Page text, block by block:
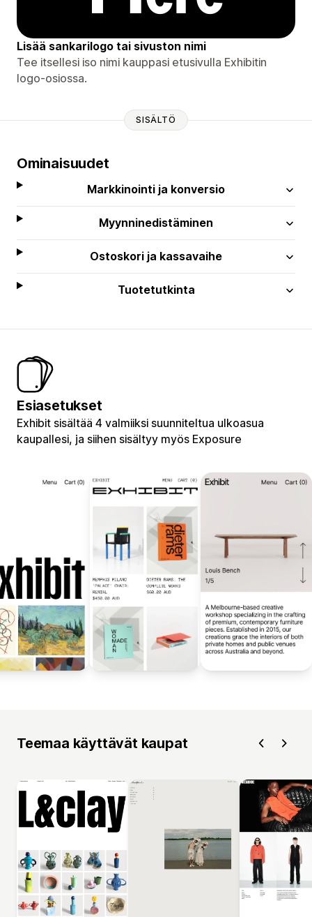
Lisää sankarilogo tai sivuston nimi
Tee itsellesi iso nimi kauppasi etusivulla Exhibitin
logo-osiossa.
SISÄLTÖ
Ominaisuudet
Markkinointi ja konversio
Myynninedistäminen
Ostoskori ja kassavaihe
Tuotetutkinta
Esiasetukset
Exhibit sisältää 4 valmiiksi suunniteltua ulkoasua
kaupallesi, ja siihen sisältyy myös Exposure
Teemaa käyttävät kaupat